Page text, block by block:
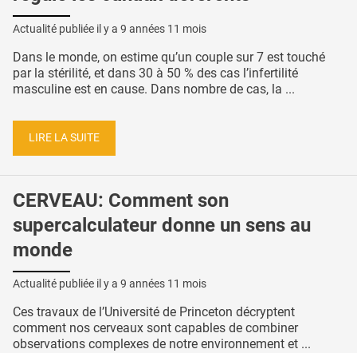
Actualité publiée il y a 9 années 11 mois
Dans le monde, on estime qu’un couple sur 7 est touché
par la stérilité, et dans 30 à 50 % des cas l’infertilité
masculine est en cause. Dans nombre de cas, la ...
LIRE LA SUITE
CERVEAU: Comment son
supercalculateur donne un sens au
monde
Actualité publiée il y a 9 années 11 mois
Ces travaux de l’Université de Princeton décryptent
comment nos cerveaux sont capables de combiner
observations complexes de notre environnement et ...